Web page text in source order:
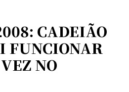
CADEIÃO
FUNCIONAR
NO